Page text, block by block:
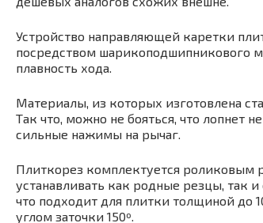
Устройство направляющей каретки
посредством шарикоподшипникового
плавность хода.
Материалы, из которых изготовлена
Так что, можно не бояться, что лопнет
сильные нажимы на рычаг.
Плиткорез комплектуется
устанавливать как родные резцы, так
что подходит для плитки толщиной до
углом заточки 150º.